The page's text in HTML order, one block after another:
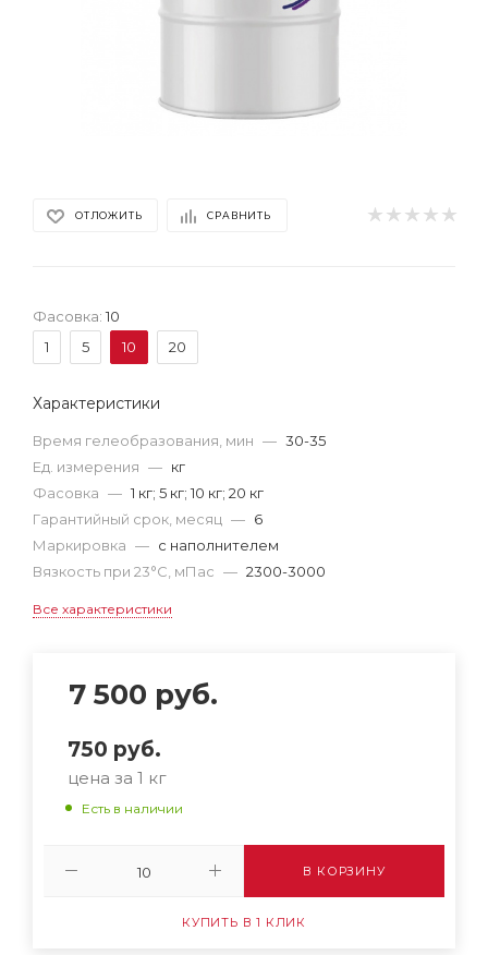
ОТЛОЖИТЬ СРАВНИТЬ
Фасовка: 10
1
5 10 20
Характеристики
Время гелеобразования, мин — 30-35
Ед. измерения — кг
Фасовка — 1 кг; 5 кг; 10 кг; 20 кг
Гарантийный срок, месяц — 6
Маркировка — с наполнителем
Вязкость при 23°С, мПас — 2300-3000
Все характеристики
7 500 руб.
750 руб.
цена за 1 кг
Есть в наличии
В КОРЗИНУ
КУПИТЬ В 1 КЛИК